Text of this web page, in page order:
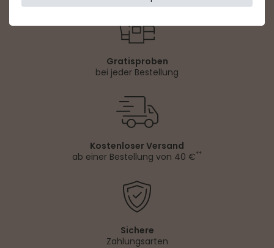
Gratisproben
bei jeder Bestellung
Kostenloser Versand
ab einer Bestellung von 40 €**
Sichere
Zahlungsarten